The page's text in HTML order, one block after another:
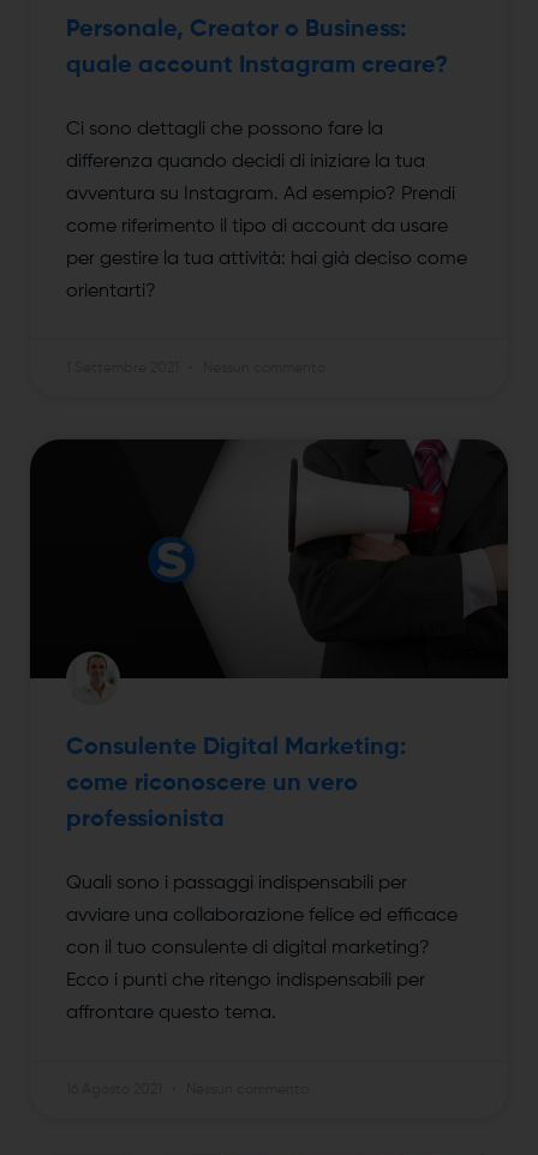
Personale, Creator o Business:
quale account Instagram creare?
Ci sono dettagli che possono fare la
differenza quando decidi di iniziare la tua
avventura su Instagram. Ad esempio? Prendi
come riferimento il tipo di account da usare
per gestire la tua attività: hai già deciso come
orientarti?
Consulente Digital Marketing:
come riconoscere un vero
professionista
Quali sono i passaggi indispensabili per
avviare una collaborazione felice ed efficace
con il tuo consulente di digital marketing?
Ecco i punti che ritengo indispensabili per
affrontare questo tema.